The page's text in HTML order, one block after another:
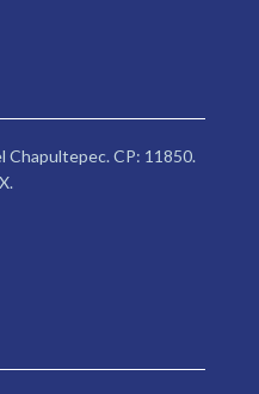
Chapultepec. CP: 11850.